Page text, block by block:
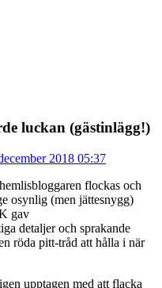
luckan (gästinlägg!)
2018 05:37
flockas och
osynlig (men jättesnygg)
gav
detaljer och sprakande
röda pitt-tråd att hålla i när
upptagen med att flacka